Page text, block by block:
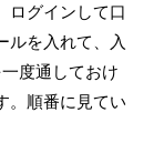
ログインして口
ルを入れて、入
度通しておけ
。順番に見てい